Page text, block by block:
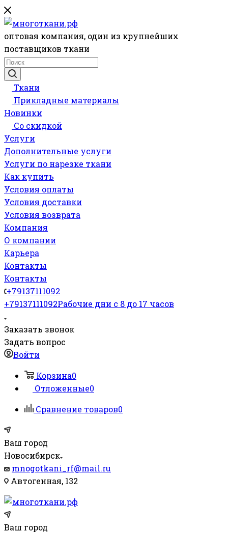
оптовая компания, один из крупнейших
поставщиков ткани
Ткани
Прикладные материалы
Новинки
Со скидкой
Услуги
Дополнительные услуги
Услуги по нарезке ткани
Как купить
Условия оплаты
Условия доставки
Условия возврата
Компания
О компании
Карьера
Контакты
Контакты
+79137111092
+79137111092Рабочие дни с 8 до 17 часов
Заказать звонок
Задать вопрос
Войти
Корзина0
Отложенные0
Сравнение товаров0
Ваш город
Новосибирск
mnogotkani_rf@mail.ru
Автогенная, 132
Ваш город